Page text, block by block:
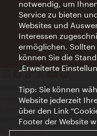
Ort:
concierge.wien.info
Öffnungszeiten:
Informationen
Kontakt
Impressum
Datenschutz
Nutzungsbedingungen
Barrierefreiheit
notwendig, um
Service zu bieten
Websites und
Interessen
ermöglichen.
können Sie die
„Erweiterte
Tipp: Sie können
Website jederzeit
über den Link
Footer der Website